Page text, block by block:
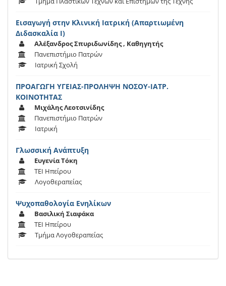
Εισαγωγή στην Κλινική Ιατρική (Απαρτιωμένη
Διδασκαλία Ι)
Αλέξανδρος Σπυριδωνίδης , Καθηγητής
Πανεπιστήμιο Πατρών
Ιατρική Σχολή
ΠΡΟΑΓΩΓΗ ΥΓΕΙΑΣ-ΠΡΟΛΗΨΗ ΝΟΣΟΥ-ΙΑΤΡ.
ΚΟΙΝΟΤΗΤΑΣ
Μιχάλης Λεοτσινίδης
Πανεπιστήμιο Πατρών
Ιατρική
Γλωσσική Ανάπτυξη
Ευγενία Τόκη
ΤΕΙ Ηπείρου
Λογοθεραπείας
Ψυχοπαθολογία Ενηλίκων
Βασιλική Σιαφάκα
ΤΕΙ Ηπείρου
Τμήμα Λογοθεραπείας